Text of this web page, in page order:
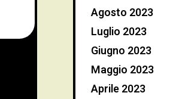
Agosto 2023
Luglio 2023
Giugno 2023
Maggio 2023
Aprile 2023